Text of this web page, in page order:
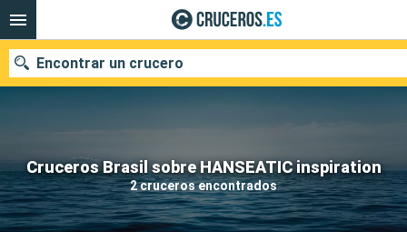
Cruceros Brasil sobre HANSEATIC inspiration
2 cruceros encontrados
Encontrar un crucero
Nuestros destinos
Fecha de salida